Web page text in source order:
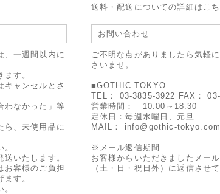
送料・配送についての詳細はこ
、一週間以内に
す。
キャンセルとさ
わなかった」等
ら、未使用品に
いたします。
お客様のご負担
す。
お問い合わせ
ご不明な点がありましたら気軽
さいませ。
■GOTHIC TOKYO
TEL： 03-3835-3922 FAX：
営業時間： 10:00～18:30
定休日：毎週水曜日、元旦
MAIL： info@gothic-
※メール返信期間
お客様からいただきましたメー
（土・日・祝日外）に返信させ